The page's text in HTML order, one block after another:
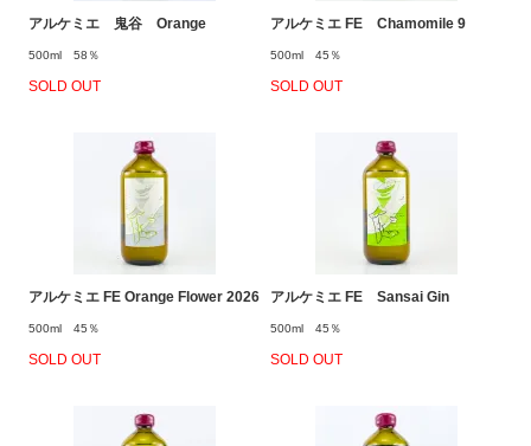
アルケミエ 鬼谷 Orange
500ml 58％
SOLD OUT
アルケミエ FE Chamomile 9
500ml 45％
SOLD OUT
アルケミエ FE Orange Flower 2026
500ml 45％
SOLD OUT
アルケミエ FE Sansai Gin
500ml 45％
SOLD OUT